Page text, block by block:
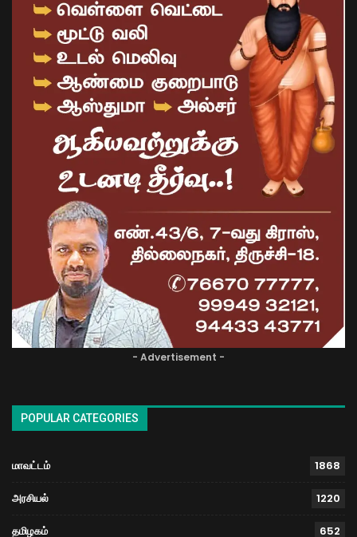
- Advertisement -
POPULAR CATEGORIES
மாவட்டம் 1868
அரசியல் 1220
தமிழகம் 652